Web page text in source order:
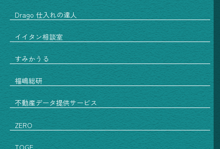
Drago 仕入れの達人
イイタン相談室
すみかうる
福嶋総研
不動産データ提供サービス
ZERO
TOGE